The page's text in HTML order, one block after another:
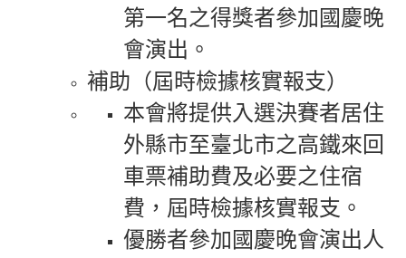
第一名之得獎者參加國慶晚
會演出。
補助（屆時檢據核實報支）
本會將提供入選決賽者居住
外縣市至臺北市之高鐵來回
車票補助費及必要之住宿
費，屆時檢據核實報支。
優勝者參加國慶晚會演出人